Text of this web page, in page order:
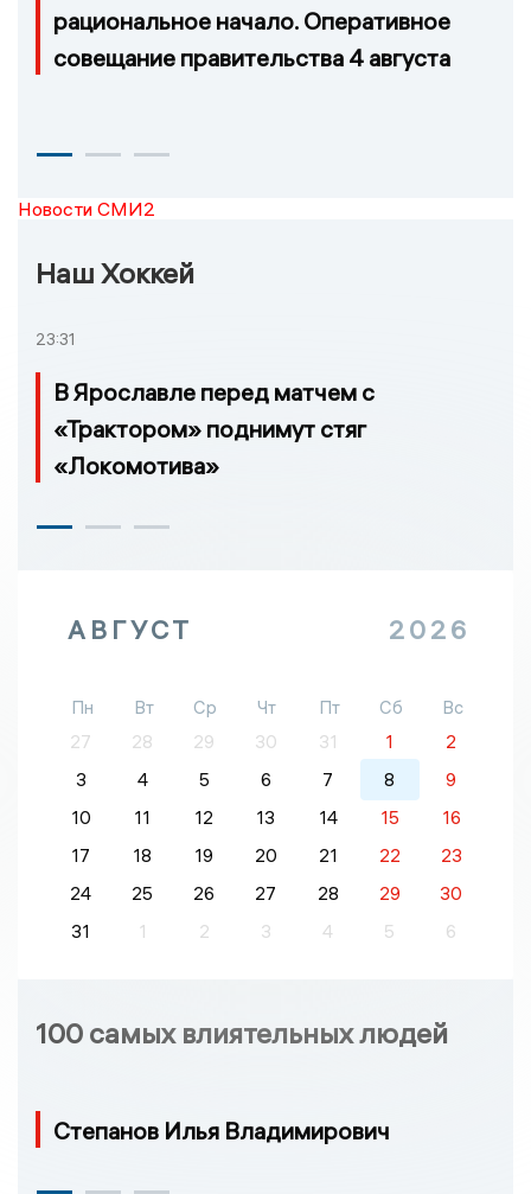
рациональное начало. Оперативное
совещание правительства 4 августа
Новости СМИ2
Наш Хоккей
23:31
В Ярославле перед матчем с
«Трактором» поднимут стяг
«Локомотива»
АВГУСТ 2026
Пн Вт Ср Чт Пт Сб
Вс
27
28 29 30 31 1
2
3
4 5 6 7 8
9
10
11 12 13 14 15
16
17
18 19 20 21 22
23
24
25 26 27 28 29
30
31
1 2 3 4 5 6
100 самых влиятельных людей
Степанов Илья Владимирович